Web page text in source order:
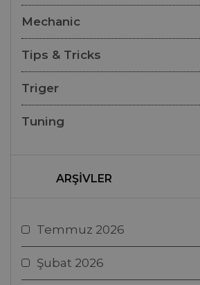
Mechanic
Tips & Tricks
Triger
Tuning
ARŞIVLER
Temmuz 2026
Şubat 2026